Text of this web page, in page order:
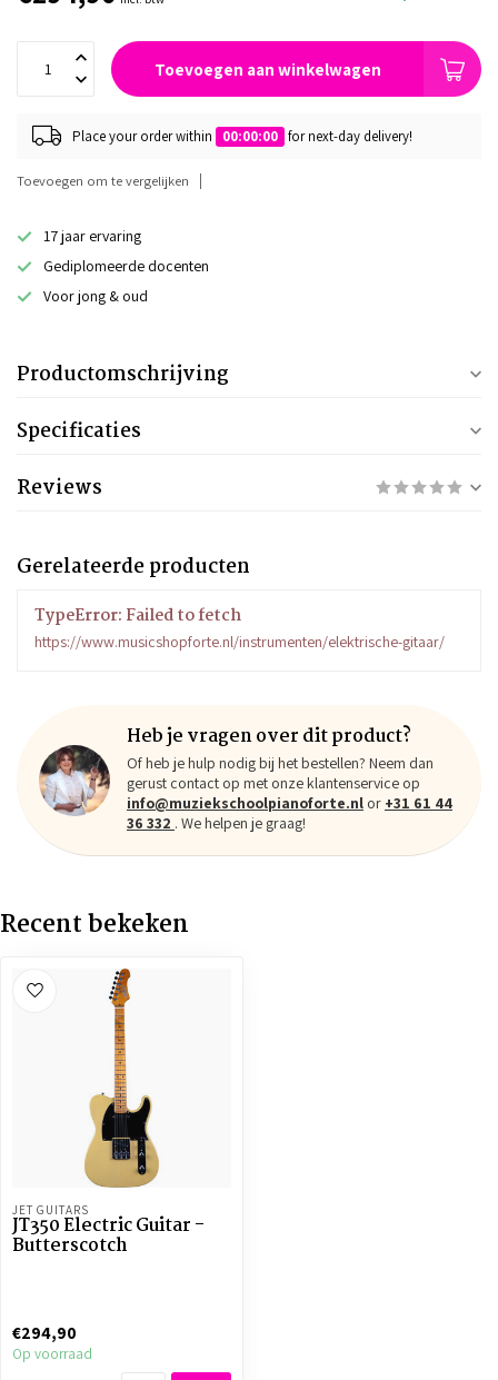
Toevoegen aan winkelwagen
Place your order within 00:00:00 for next-day delivery!
Toevoegen om te vergelijken
17 jaar ervaring
Gediplomeerde docenten
Voor jong & oud
Productomschrijving
Specificaties
Reviews
Gerelateerde producten
TypeError: Failed to fetch
https://www.musicshopforte.nl/instrumenten/elektrische-gitaar/
Heb je vragen over dit product?
Of heb je hulp nodig bij het bestellen? Neem dan
gerust contact op met onze klantenservice op
info@muziekschoolpianoforte.nl or +31 61 44
36 332 . We helpen je graag!
Recent bekeken
JET GUITARS
JT350 Electric Guitar -
Butterscotch
€294,90
Op voorraad